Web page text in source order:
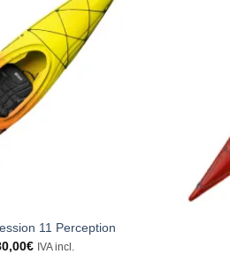
11 Perception
€ IVA incl.